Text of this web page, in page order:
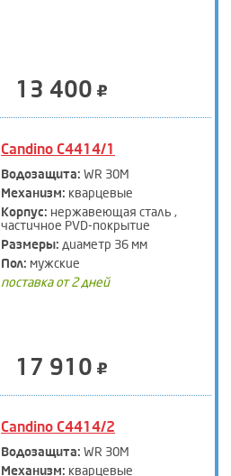
13 400
Candino C4414/1
Водозащита: WR 30M
Механизм: кварцевые
Корпус: нержавеющая сталь ,
частичное PVD-покрытие
Размеры: диаметр 36 мм
Пол: мужские
поставка от 2 дней
17 910
Candino C4414/2
Водозащита: WR 30M
Механизм: кварцевые